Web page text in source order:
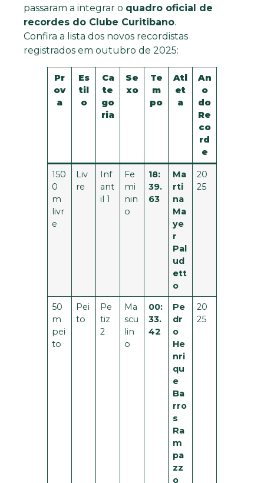
passaram a integrar o quadro oficial de
recordes do Clube Curitibano.
Confira a lista dos novos recordistas
registrados em outubro de 2025:
Pr
ov
a
Es
til
o
Ca
te
go
ria
Se
xo
Te
m
po
Atl
et
a
An
o
do
Re
co
rd
e
150
0
m
livr
e
Liv
re
Inf
ant
il 1
Fe
mi
nin
o
18:
39.
63
Ma
rti
na
Ma
ye
r
Pal
ud
ett
o
20
25
50
m
pei
to
Pei
to
Pe
tiz
2
Ma
scu
lin
o
00:
33.
42
Pe
dr
o
He
nri
qu
e
Ba
rro
s
Ra
m
pa
zz
o
20
25